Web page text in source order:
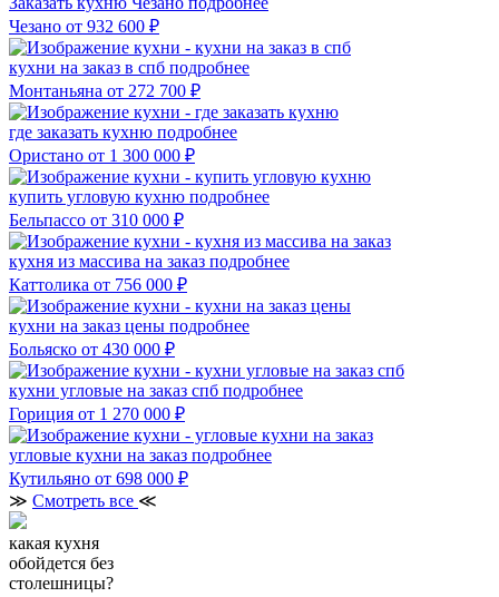
Чезано от 932 600 ₽
кухни на заказ в спб подробнее
Монтаньяна от 272 700 ₽
где заказать кухню подробнее
Ористано от 1 300 000 ₽
купить угловую кухню подробнее
Бельпассо от 310 000 ₽
кухня из массива на заказ подробнее
Каттолика от 756 000 ₽
кухни на заказ цены подробнее
Больяско от 430 000 ₽
кухни угловые на заказ спб подробнее
Гориция от 1 270 000 ₽
угловые кухни на заказ подробнее
Кутильяно от 698 000 ₽
≫ Смотреть все ≪
какая кухня
обойдется без
столешницы?